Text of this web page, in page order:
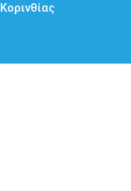
Κορινθίας